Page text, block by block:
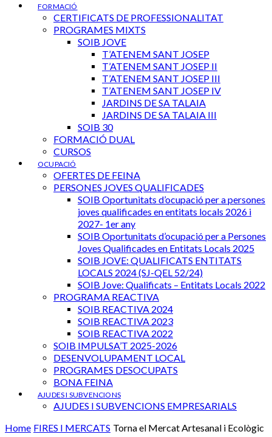
FORMACIÓ
CERTIFICATS DE PROFESSIONALITAT
PROGRAMES MIXTS
SOIB JOVE
T’ATENEM SANT JOSEP
T’ATENEM SANT JOSEP II
T’ATENEM SANT JOSEP III
T’ATENEM SANT JOSEP IV
JARDINS DE SA TALAIA
JARDINS DE SA TALAIA III
SOIB 30
FORMACIÓ DUAL
CURSOS
OCUPACIÓ
OFERTES DE FEINA
PERSONES JOVES QUALIFICADES
SOIB Oportunitats d’ocupació per a persones
joves qualificades en entitats locals 2026 i
2027- 1er any
SOIB Oportunitats d’ocupació per a Persones
Joves Qualificades en Entitats Locals 2025
SOIB JOVE: QUALIFICATS ENTITATS
LOCALS 2024 (SJ-QEL 52/24)
SOIB Jove: Qualificats – Entitats Locals 2022
PROGRAMA REACTIVA
SOIB REACTIVA 2024
SOIB REACTIVA 2023
SOIB REACTIVA 2022
SOIB IMPULSA’T 2025-2026
DESENVOLUPAMENT LOCAL
PROGRAMES DESOCUPATS
BONA FEINA
AJUDES I SUBVENCIONS
AJUDES I SUBVENCIONS EMPRESARIALS
Home FIRES I MERCATS Torna el Mercat Artesanal i Ecològic